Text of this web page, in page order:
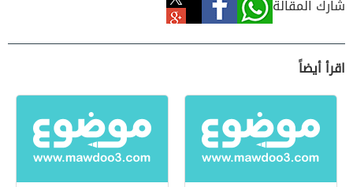
شارك المقالة
اقرأ أيضاً